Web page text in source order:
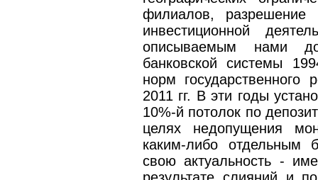
филиалов,
инвестиционной
описываемым нами
банковской системы
норм государственного
2011 гг. В эти годы
10%-й потолок по
целях недопущения
каким-либо отдельным
свою актуальность -